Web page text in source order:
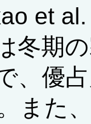
et
冬期
、優
また